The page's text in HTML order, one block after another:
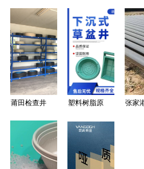
脱模级耐磨
性能与原料
检测全解析
塑聚苯乙烯
保温管,是
以聚苯乙烯
树脂为主要
原料
面材
料树
检测
莆田检查井
查井的树脂
原料检测优
势与应用
塑料树脂原
障下沉式绿
化植草井品
质的关键
张家